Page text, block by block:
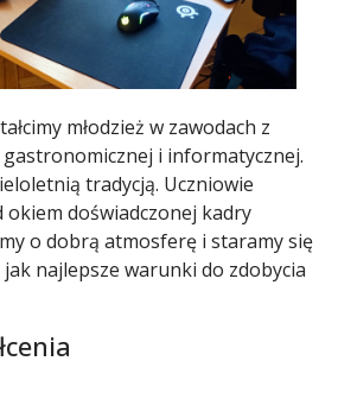
młodzież w zawodach z
i informatycznej.
tradycją. Uczniowie
okiem doświadczonej kadry
o dobrą atmosferę i staramy się
jak najlepsze warunki do zdobycia